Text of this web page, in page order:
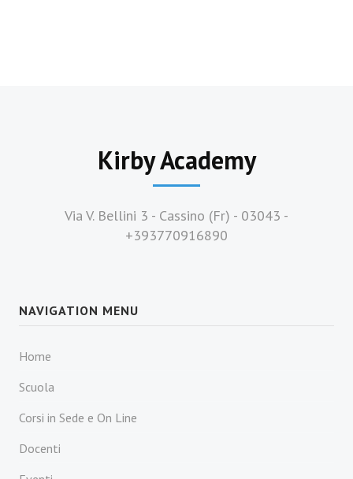
Kirby Academy
Via V. Bellini 3 - Cassino (Fr) - 03043 -
+393770916890
NAVIGATION MENU
Home
Scuola
Corsi in Sede e On Line
Docenti